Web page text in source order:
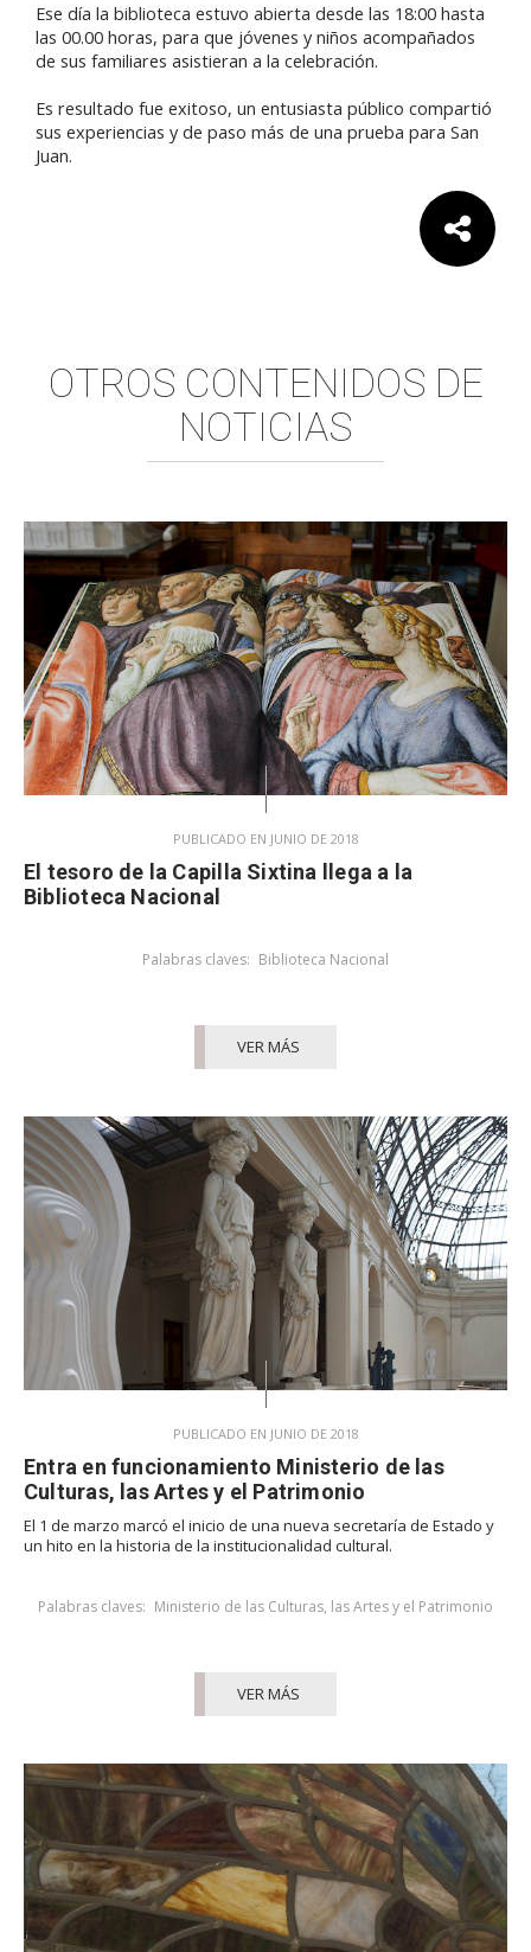
Ese día la biblioteca estuvo abierta desde las 18:00 hasta
las 00.00 horas, para que jóvenes y niños acompañados
de sus familiares asistieran a la celebración.
Es resultado fue exitoso, un entusiasta público compartió
sus experiencias y de paso más de una prueba para San
Juan.
OTROS CONTENIDOS DE
NOTICIAS
PUBLICADO EN JUNIO DE 2018
El tesoro de la Capilla Sixtina llega a la
Biblioteca Nacional
Palabras claves: Biblioteca Nacional
VER MÁS
PUBLICADO EN JUNIO DE 2018
Entra en funcionamiento Ministerio de las
Culturas, las Artes y el Patrimonio
El 1 de marzo marcó el inicio de una nueva secretaría de Estado y
un hito en la historia de la institucionalidad cultural.
Palabras claves: Ministerio de las Culturas, las Artes y el Patrimonio
VER MÁS